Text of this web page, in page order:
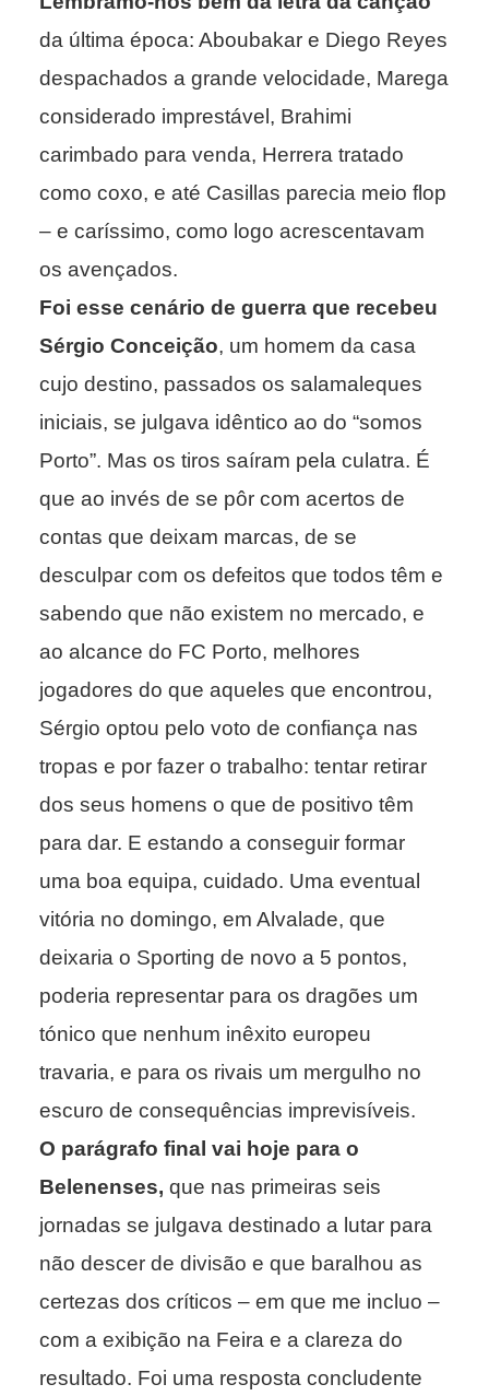
da última época: Aboubakar e Diego Reyes
despachados a grande velocidade, Marega
considerado imprestável, Brahimi
carimbado para venda, Herrera tratado
como coxo, e até Casillas parecia meio flop
– e caríssimo, como logo acrescentavam
os avençados.
Foi esse cenário de guerra que recebeu
Sérgio Conceição, um homem da casa
cujo destino, passados os salamaleques
iniciais, se julgava idêntico ao do “somos
Porto”. Mas os tiros saíram pela culatra. É
que ao invés de se pôr com acertos de
contas que deixam marcas, de se
desculpar com os defeitos que todos têm e
sabendo que não existem no mercado, e
ao alcance do FC Porto, melhores
jogadores do que aqueles que encontrou,
Sérgio optou pelo voto de confiança nas
tropas e por fazer o trabalho: tentar retirar
dos seus homens o que de positivo têm
para dar. E estando a conseguir formar
uma boa equipa, cuidado. Uma eventual
vitória no domingo, em Alvalade, que
deixaria o Sporting de novo a 5 pontos,
poderia representar para os dragões um
tónico que nenhum inêxito europeu
travaria, e para os rivais um mergulho no
escuro de consequências imprevisíveis.
O parágrafo final vai hoje para o
Belenenses, que nas primeiras seis
jornadas se julgava destinado a lutar para
não descer de divisão e que baralhou as
certezas dos críticos – em que me incluo –
com a exibição na Feira e a clareza do
resultado. Foi uma resposta concludente